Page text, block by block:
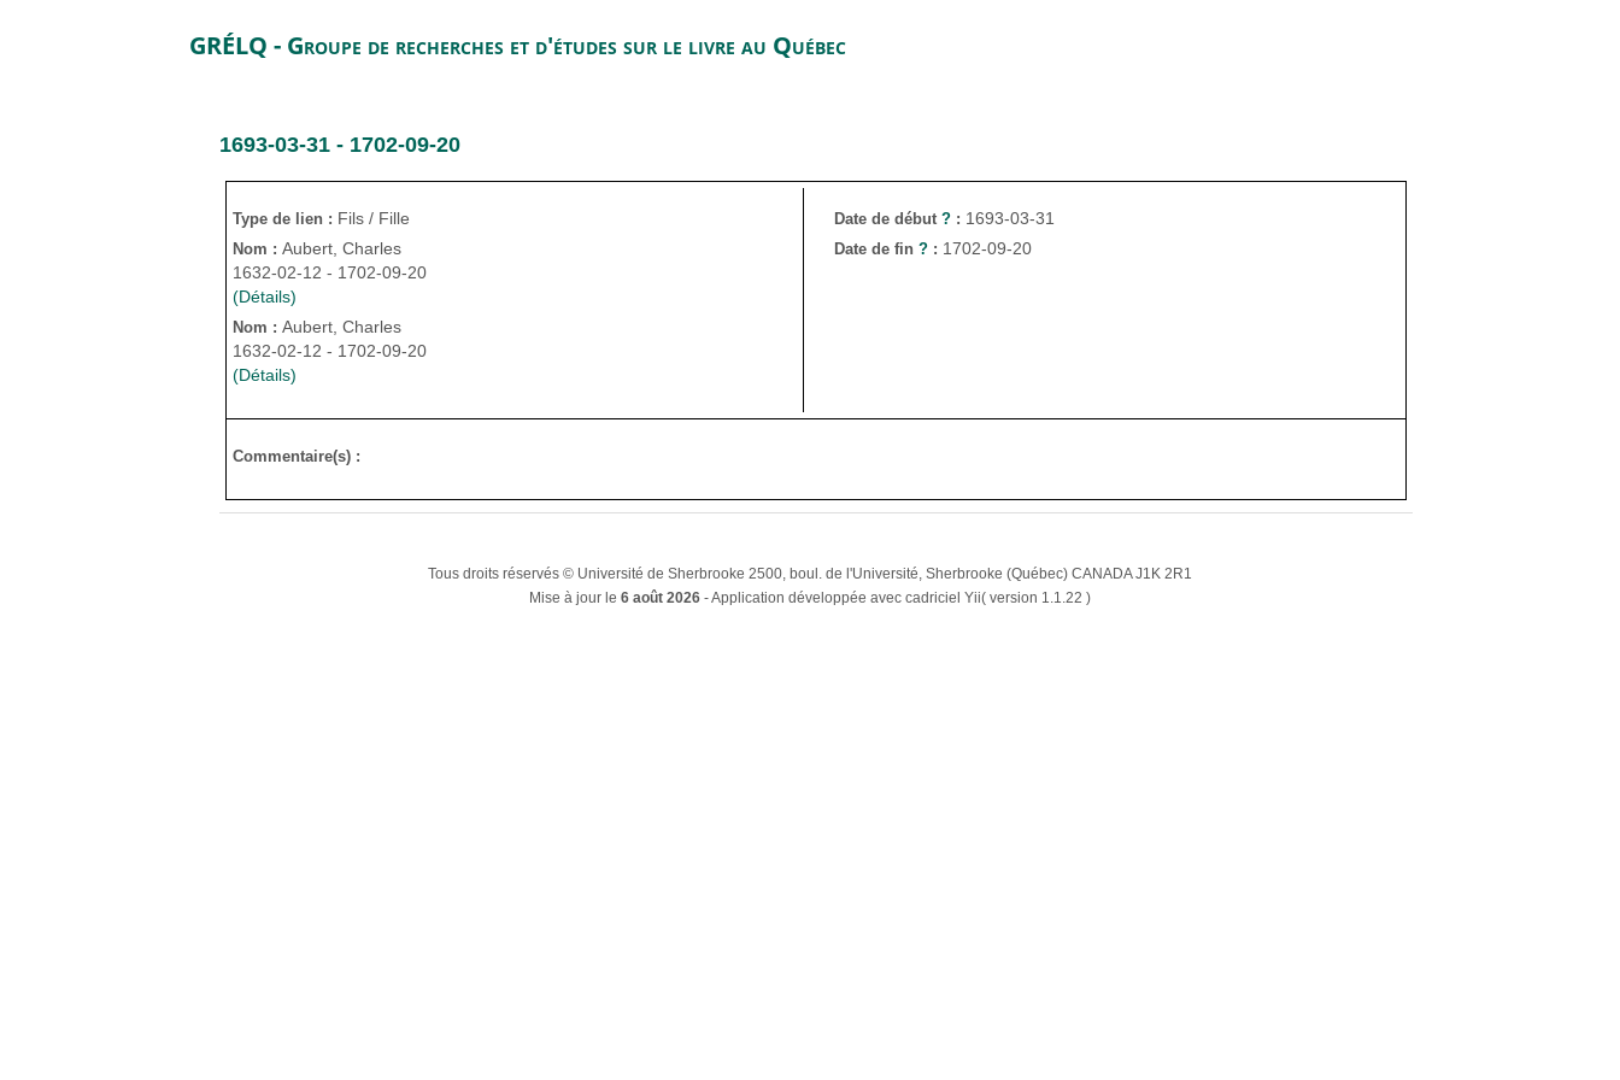
GRÉLQ - Groupe de recherches et d'études sur le livre au Québec
1693-03-31 - 1702-09-20
Type de lien : Fils / Fille
Nom : Aubert, Charles
1632-02-12 - 1702-09-20
(Détails)
Nom : Aubert, Charles
1632-02-12 - 1702-09-20
(Détails)
Date de début ?: 1693-03-31
Date de fin ?: 1702-09-20
Commentaire(s) :
Tous droits réservés © Université de Sherbrooke 2500, boul. de l'Université, Sherbrooke (Québec) CANADA J1K 2R1
Mise à jour le 6 août 2026 - Application développée avec cadriciel Yii( version 1.1.22 )